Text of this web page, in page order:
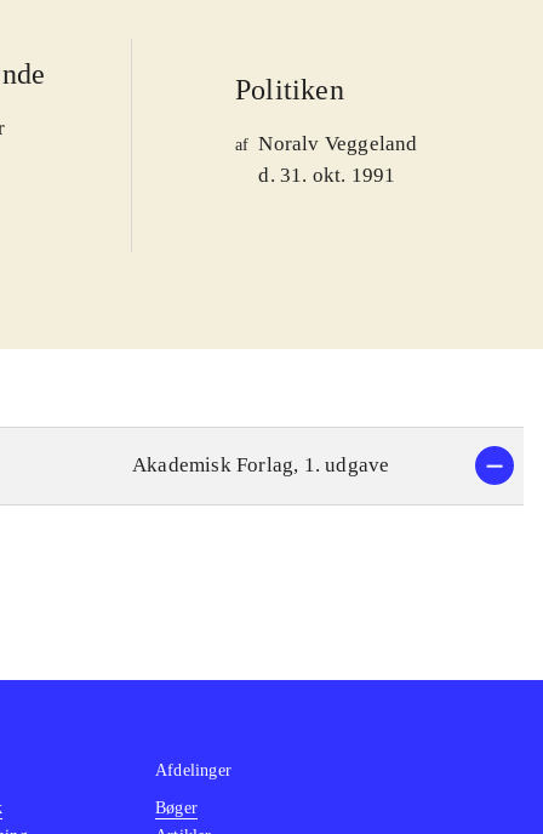
Politiken
af Noralv Veggeland
d. 31. okt. 1991
Akademisk Forlag, 1. udgave
Afdelinger
Bøger